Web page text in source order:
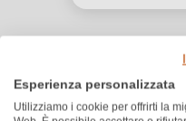
Premi e
GAMBERO ROSSO
Esperienza personalizzata
Utilizziamo i cookie per offrirti la